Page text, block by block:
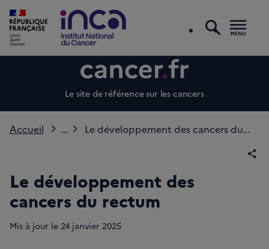
Le site de référence sur les cancers
Accueil ... Le développement des cancers du...
Le développement des
cancers du rectum
Mis à jour le 24 janvier 2025